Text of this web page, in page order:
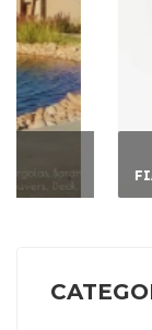
FIADOR AVAL